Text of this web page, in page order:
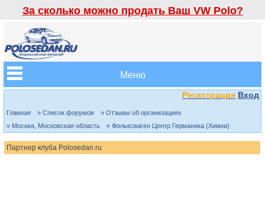
За сколько можно продать Ваш VW Polo?
Меню
Регистрация Вход
Главная » Список форумов
» Отзывы об организациях
» Москва, Московская область
» Фольксваген Центр Германика (Химки)
Партнер клуба Polosedan.ru